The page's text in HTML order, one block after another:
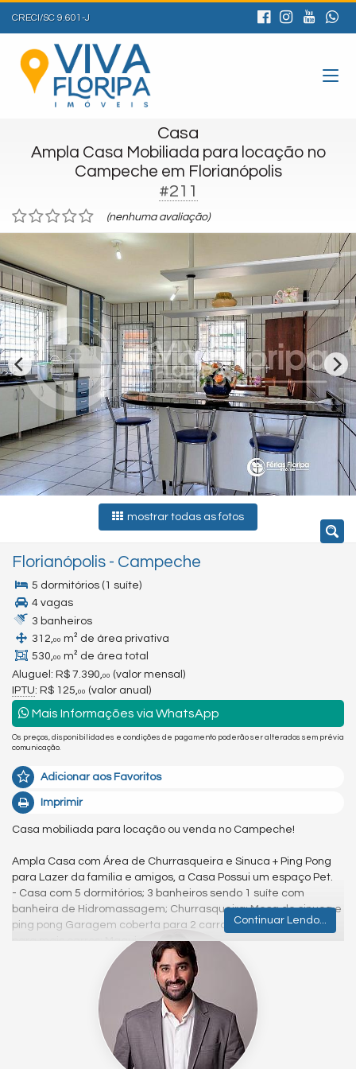
CRECI/SC 9.601-J
Casa
Ampla Casa Mobiliada para locação no
Campeche em Florianópolis
#211
(nenhuma avaliação)
mostrar todas as fotos
Florianópolis - Campeche
5 dormitórios (1 suíte)
4 vagas
3 banheiros
312,00 m² de área privativa
530,00 m² de área total
Aluguel: R$ 7.390,00 (valor mensal)
IPTU: R$ 125,00 (valor anual)
Mais Informações via WhatsApp
Os preços, disponibilidades e condições de pagamento poderão ser alterados sem prévia
comunicação.
Adicionar aos Favoritos
Imprimir
Casa mobiliada para locação ou venda no Campeche!
Ampla Casa com Área de Churrasqueira e Sinuca + Ping Pong
para Lazer da família e amigos, a Casa Possui um espaço Pet.
- Casa com 5 dormitórios; 3 banheiros sendo 1 suíte com
banheira de Hidromassagem; Churrasqueira; Mesa de sinuca e
ping pong Garagem coberta para 2 carros + estacionamento
para mais carros; Maquina de lavar.
- Localizado 1,5 km da praia do Campeche.
Próximo a mercado Hiper Bom, padaria, pizzaria, sushi,
restaurantes, bares, farmácia, posto de gasolina.
Próximo do posto de saúde.
400 metros do ponto de ônibus.
Continuar Lendo...